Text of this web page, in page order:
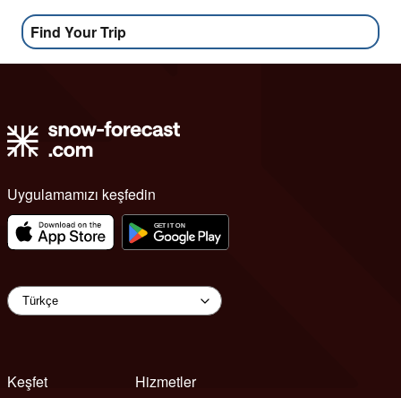
Find Your Trip
Uygulamamızı keşfedin
Keşfet
Hizmetler